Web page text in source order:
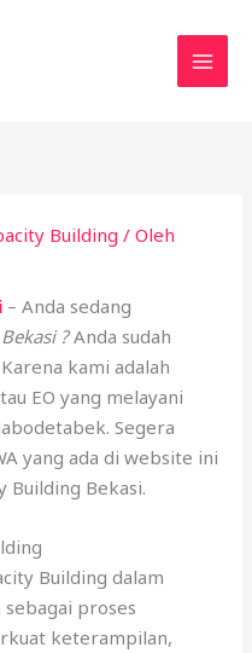
Building / Oleh
– Anda sedang
?Anda sudah
kami adalah
EO yang melayani
Segera
yang ada di website ini
Building Bekasi.
Building dalam
proses
keterampilan,